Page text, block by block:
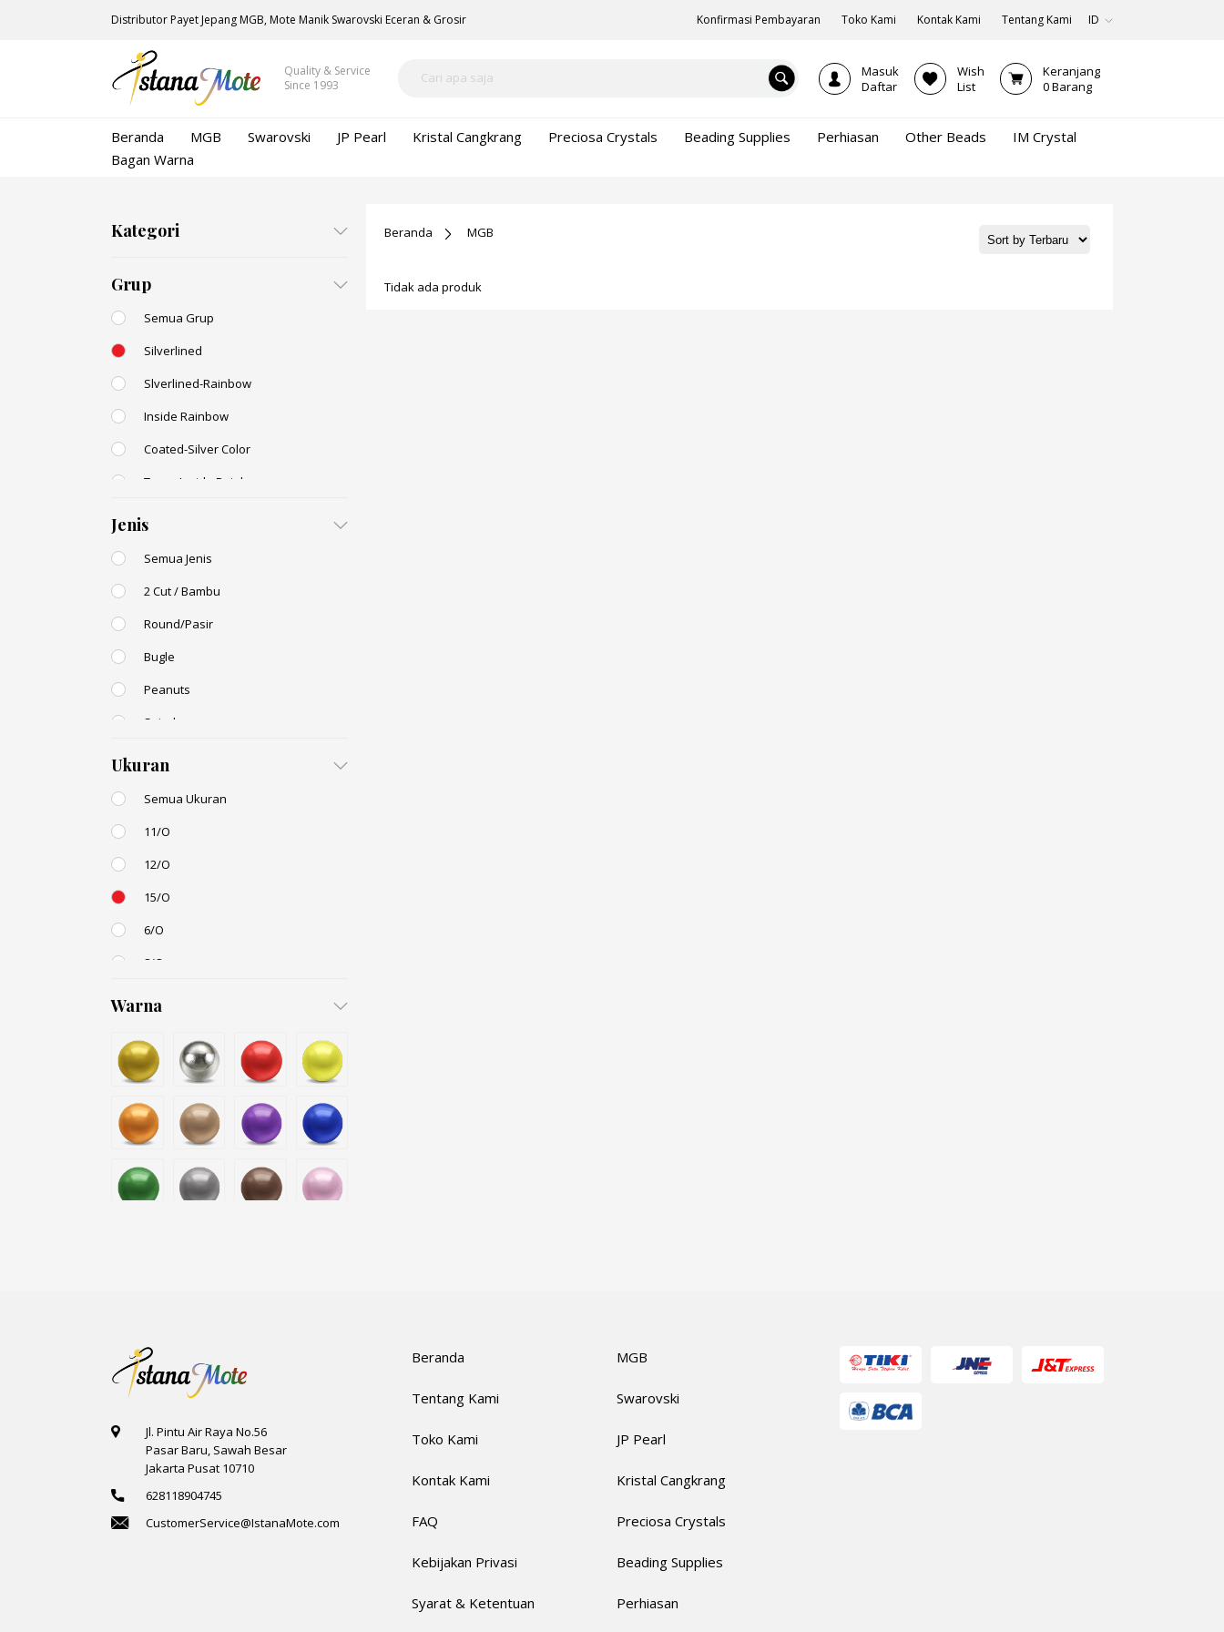
Distributor Payet Jepang MGB, Mote Manik Swarovski Eceran & Grosir Konfirmasi Pembayaran Toko Kami Kontak Kami Tentang Kami ID
Quality & Service
Since 1993
Masuk
Daftar
Wish
List
Keranjang
0Barang
Beranda MGB Swarovski JP Pearl Kristal Cangkrang Preciosa Crystals Beading Supplies Perhiasan Other Beads
IM Crystal
Bagan Warna
Kategori
Grup
Semua Grup
Silverlined
Slverlined-Rainbow
Inside Rainbow
Coated-Silver Color
Trans-Inside Rainbow
Jenis
Semua Jenis
2 Cut / Bambu
Round/Pasir
Bugle
Peanuts
Spiral
Ukuran
Semua Ukuran
11/O
12/O
15/O
6/O
8/O
6mm
Small / S-P
Warna
Beranda MGB
Tidak ada produk
Jl. Pintu Air Raya No.56
Pasar Baru, Sawah Besar
Jakarta Pusat 10710
628118904745
CustomerService@IstanaMote.com
Beranda
Tentang Kami
Toko Kami
Kontak Kami
FAQ
Kebijakan Privasi
Syarat & Ketentuan
MGB
Swarovski
JP Pearl
Kristal Cangkrang
Preciosa Crystals
Beading Supplies
Perhiasan